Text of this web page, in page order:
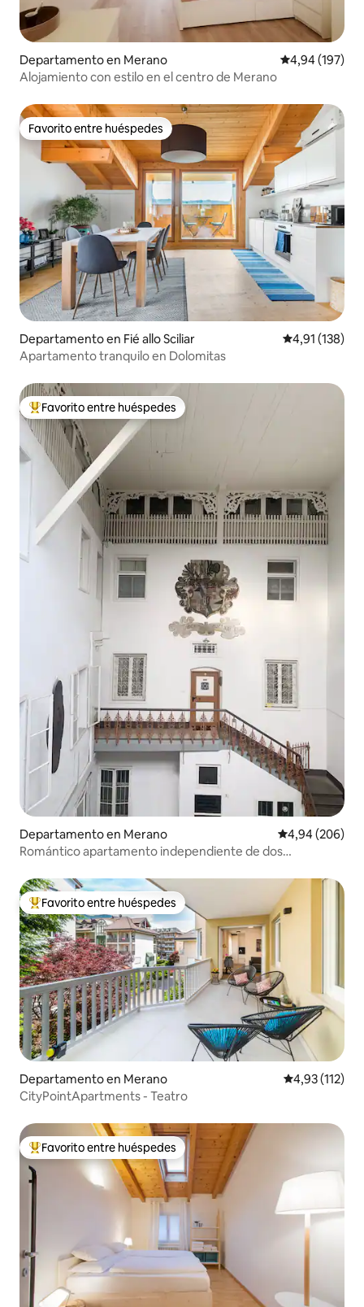
Departamento en Merano Calificación
4,94 (197)
Alojamiento con estilo en el centro de Merano
Favorito entre huéspedes
Favorito entre huéspedes
Departamento en Fié allo Sciliar Calificación
4,91 (138)
Apartamento tranquilo en Dolomitas
Favorito entre los huéspedes más destacados
Favorito entre huéspedes
Departamento en Merano Calificación
4,94 (206)
Romántico apartamento independiente de dos
Favorito entre los huéspedes más destacados
Favorito entre huéspedes
Departamento en Merano Calificación
4,93 (112)
CityPointApartments - Teatro
Favorito entre los huéspedes más destacados
Favorito entre huéspedes